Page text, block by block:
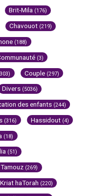
Brit-Mila (176)
Chavouot (219)
(188)
(3)
Couple (297)
Divers (5036)
des enfants (244)
(316) Hassidout (4)
(18)
(51)
(269)
Kriat haTorah (220)